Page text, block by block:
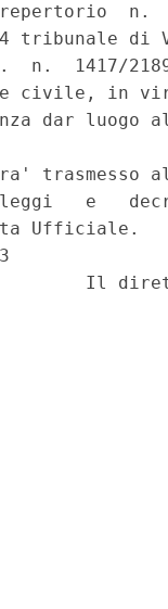
n.
di
n.  1417/
civile, in
dar luogo
trasmesso
e
Ufficiale.